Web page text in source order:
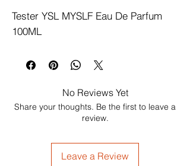
Tester YSL MYSLF Eau De Parfum
100ML
No Reviews Yet
Share your thoughts. Be the first to leave a
review.
Leave a Review